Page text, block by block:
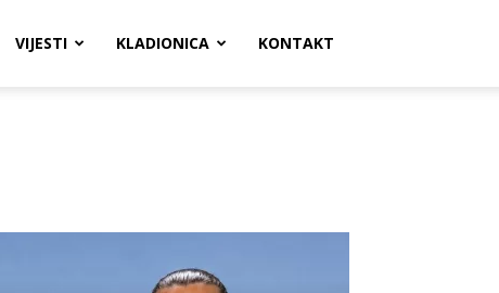
VIJESTI KLADIONICA KONTAKT